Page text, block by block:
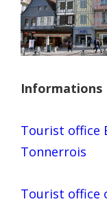
Informations
Tourist office
Tonnerrois
Tourist office